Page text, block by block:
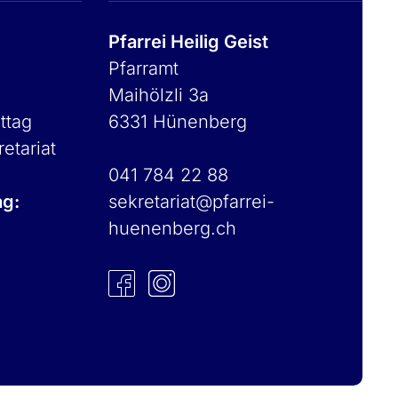
Pfarrei Heilig Geist
Pfarramt
Maihölzli 3a
6331 Hünenberg
041 784 22 88
sekretariat@pfarrei-
huenenberg.ch